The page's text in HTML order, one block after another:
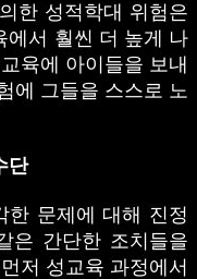
한 성적학대 위험은
에서 훨씬 더 높게 나
육에 아이들을 보내
에 그들을 스스로 노
단
한 문제에 대해 진정
은 간단한 조치들을
저 성교육 과정에서